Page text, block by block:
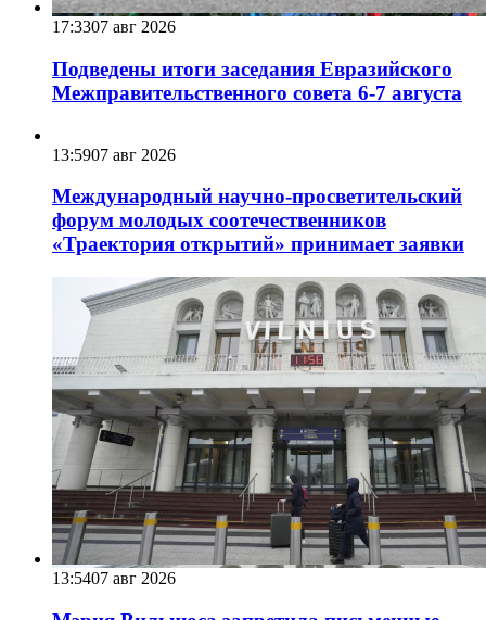
17:3307 авг 2026
Подведены итоги заседания Евразийского
Межправительственного совета 6-7 августа
13:5907 авг 2026
Международный научно-просветительский
форум молодых соотечественников
«Траектория открытий» принимает заявки
13:5407 авг 2026